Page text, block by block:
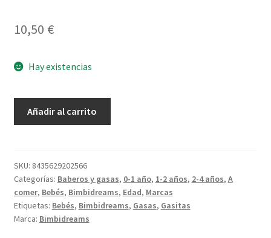
10,50 €
Hay existencias
Nairobi
cantidad
Añadir al carrito
SKU: 8435629202566
Categorías: Baberos y gasas, 0-1 año, 1-2 años, 2-4 años, A
comer, Bebés, Bimbidreams, Edad, Marcas
Etiquetas: Bebés, Bimbidreams, Gasas, Gasitas
Marca: Bimbidreams